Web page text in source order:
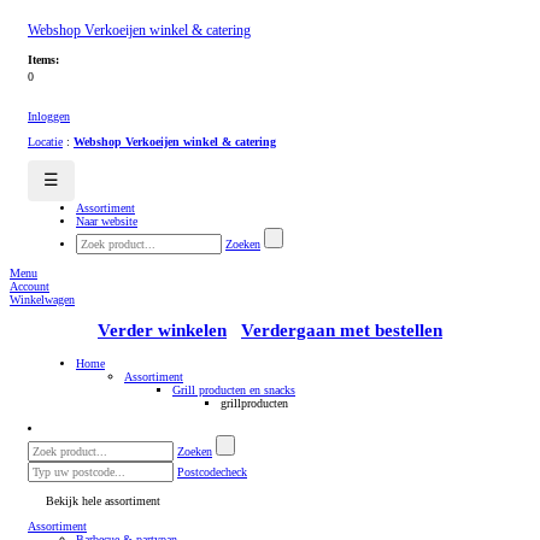
Webshop Verkoeijen winkel & catering
Items:
0
Inloggen
Locatie : Webshop Verkoeijen winkel & catering
☰
Assortiment
Naar website
Zoeken
Menu
Account
Winkelwagen
Verder winkelen Verdergaan met bestellen
Home
Assortiment
Grill producten en snacks
grillproducten
Zoeken
Postcodecheck
Bekijk hele assortiment
Assortiment